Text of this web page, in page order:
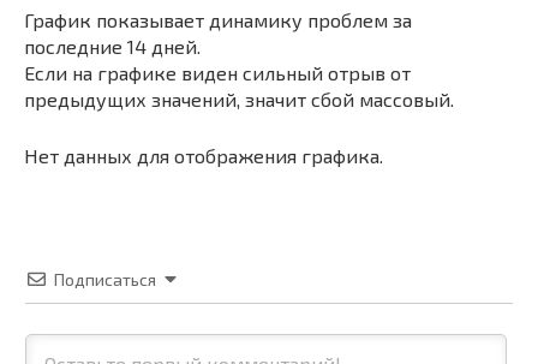
График показывает динамику проблем за
последние 14 дней.
Если на графике виден сильный отрыв от
предыдущих значений, значит сбой массовый.
Нет данных для отображения графика.
Подписаться